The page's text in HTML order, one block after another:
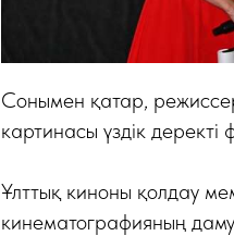
Сонымен қатар,
картинасы үздік
Ұлттық киноны қолдау
кинематографияның